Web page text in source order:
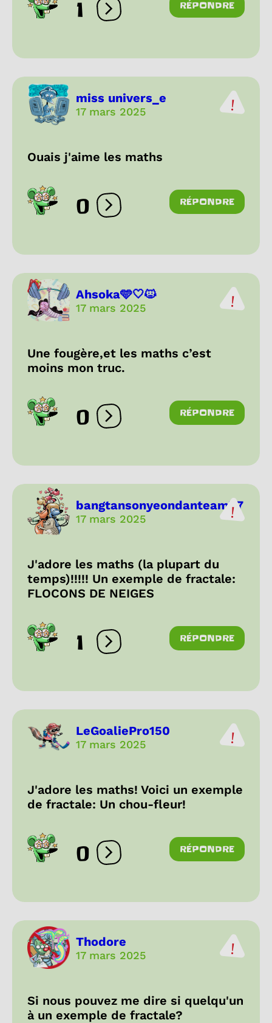
1 Ouvrir les réactions
RÉPONDRE
miss univers_e
17 mars 2025
Ouais j'aime les maths
0 Ouvrir les réactions
RÉPONDRE
Ahsoka🩵🤍🐱
17 mars 2025
Une fougère,et les maths c’est
moins mon truc.
0 Ouvrir les réactions
RÉPONDRE
bangtansonyeondanteam77
17 mars 2025
J'adore les maths (la plupart du
temps)!!!!! Un exemple de fractale:
FLOCONS DE NEIGES
1 Ouvrir les réactions
RÉPONDRE
LeGoaliePro150
17 mars 2025
J'adore les maths! Voici un exemple
de fractale: Un chou-fleur!
0 Ouvrir les réactions
RÉPONDRE
Thodore
17 mars 2025
Si nous pouvez me dire si quelqu'un
à un exemple de fractale?